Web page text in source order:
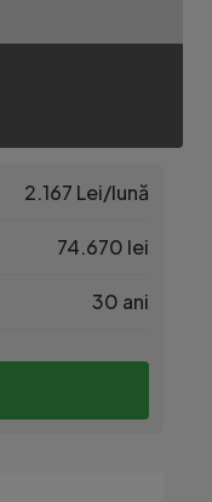
2.167 Lei/lună
74.670 lei
30 ani